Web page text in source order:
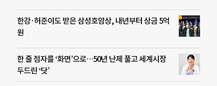
한강·허준이도 받은 삼성호암상, 내년부터 상금 5억
원
한 줄 점자를 ‘화면’으로…50년 난제 풀고 세계시장
두드린 ‘닷’